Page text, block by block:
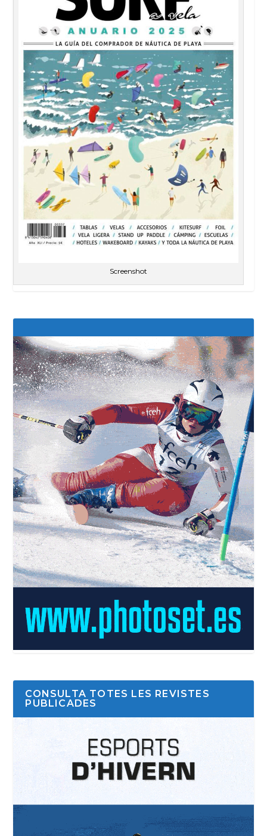
Screenshot
CONSULTA TOTES LES REVISTES
PUBLICADES